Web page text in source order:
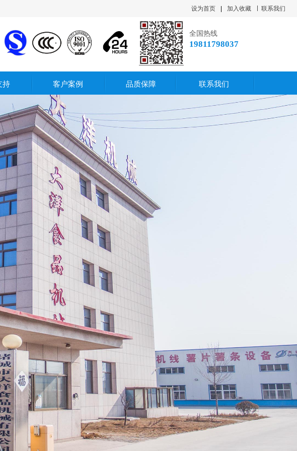
联系我们
设为首页 加入收藏
全国热线
19811798037
持 客户案例 品质保障 联系我们
≡
设备 ≡ 乌龟、龟
肉脱皮机